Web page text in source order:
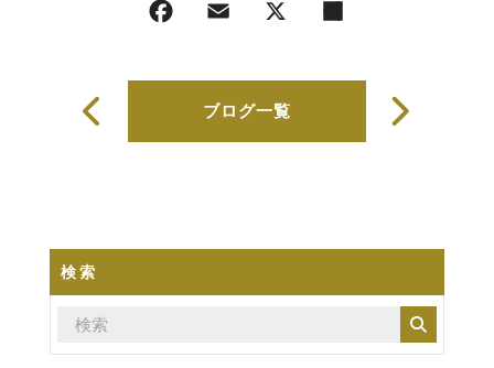
ブログ一覧
検索